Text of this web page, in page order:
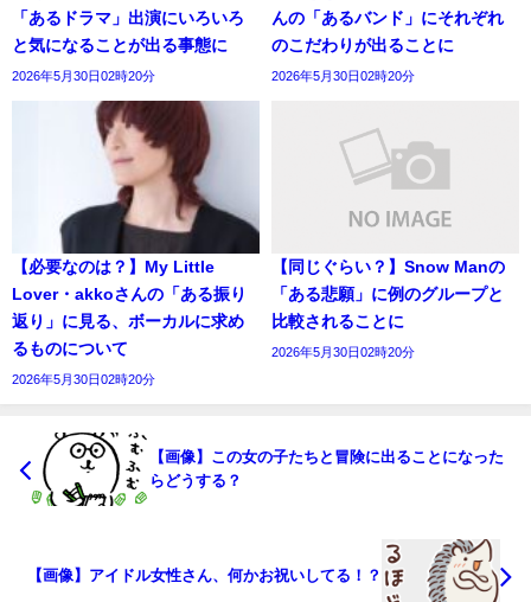
「あるドラマ」出演にいろいろ
と気になることが出る事態に
2026年5月30日02時20分
んの「あるバンド」にそれぞれ
のこだわりが出ることに
2026年5月30日02時20分
【必要なのは？】My Little
Lover・akkoさんの「ある振り
返り」に見る、ボーカルに求め
るものについて
2026年5月30日02時20分
【同じぐらい？】Snow Manの
「ある悲願」に例のグループと
比較されることに
2026年5月30日02時20分
【画像】この女の子たちと冒険に出ることになった
らどうする？
【画像】アイドル女性さん、何かお祝いしてる！？